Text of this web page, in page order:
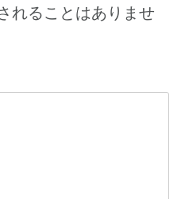
れることはありませ